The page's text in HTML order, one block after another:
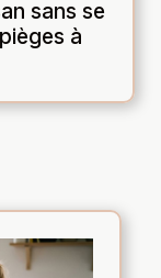
sans se
à